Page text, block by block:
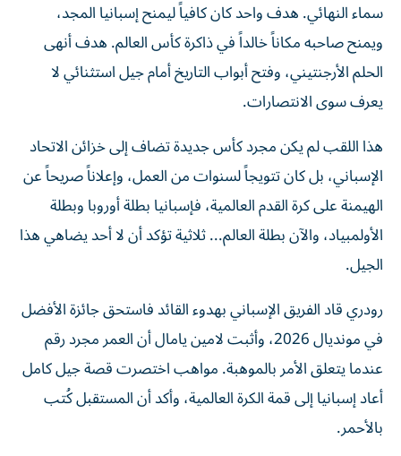
سماء النهائي. هدف واحد كان كافياً ليمنح إسبانيا المجد،
ويمنح صاحبه مكاناً خالداً في ذاكرة كأس العالم. هدف أنهى
الحلم الأرجنتيني، وفتح أبواب التاريخ أمام جيل استثنائي لا
يعرف سوى الانتصارات.
هذا اللقب لم يكن مجرد كأس جديدة تضاف إلى خزائن الاتحاد
الإسباني، بل كان تتويجاً لسنوات من العمل، وإعلاناً صريحاً عن
الهيمنة على كرة القدم العالمية، فإسبانيا بطلة أوروبا وبطلة
الأولمبياد، والآن بطلة العالم... ثلاثية تؤكد أن لا أحد يضاهي هذا
الجيل.
رودري قاد الفريق الإسباني بهدوء القائد فاستحق جائزة الأفضل
في مونديال 2026، وأثبت لامين يامال أن العمر مجرد رقم
عندما يتعلق الأمر بالموهبة. مواهب اختصرت قصة جيل كامل
أعاد إسبانيا إلى قمة الكرة العالمية، وأكد أن المستقبل كُتب
بالأحمر.